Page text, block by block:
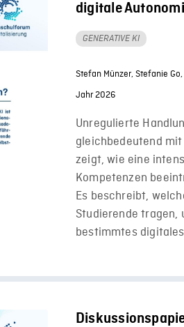
digitale
GENERATIVE KI
Stefan Münzer, Stefanie Go,
Jahr 2026
Unregulierte
gleichbedeutend
zeigt, wie eine
Kompetenzen
Es beschreibt,
Studierende tragen,
bestimmtes